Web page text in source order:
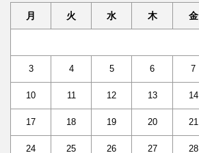
月 火 水 木 金
3 4 5 6 7
10 11 12 13 14
17 18 19 20 21
24 25 26 27 28